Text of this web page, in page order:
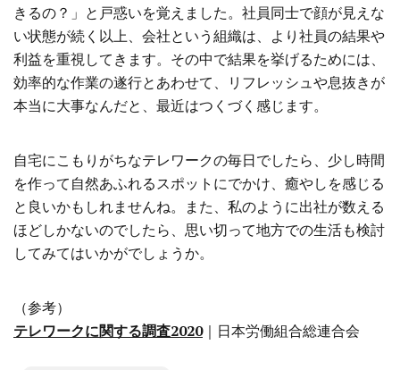
きるの？」と戸惑いを覚えました。社員同士で顔が見えな
い状態が続く以上、会社という組織は、より社員の結果や
利益を重視してきます。その中で結果を挙げるためには、
効率的な作業の遂行とあわせて、リフレッシュや息抜きが
本当に大事なんだと、最近はつくづく感じます。
自宅にこもりがちなテレワークの毎日でしたら、少し時間
を作って自然あふれるスポットにでかけ、癒やしを感じる
と良いかもしれませんね。また、私のように出社が数える
ほどしかないのでしたら、思い切って地方での生活も検討
してみてはいかがでしょうか。
（参考）
テレワークに関する調査2020｜日本労働組合総連合会